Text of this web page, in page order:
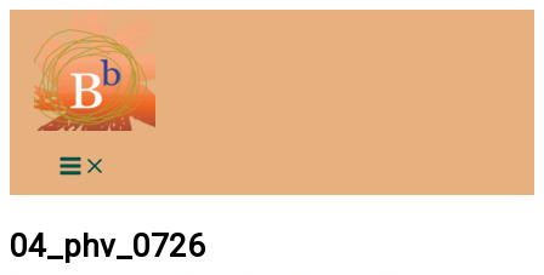
contenu
04_phv_0726